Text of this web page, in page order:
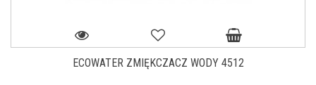
ECOWATER ZMIĘKCZACZ WODY 4512